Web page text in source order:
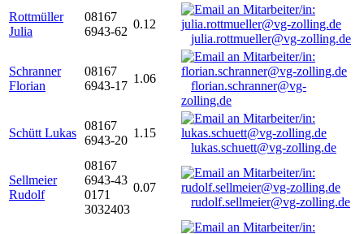
Rottmüller
Julia
08167
6943-62
0.12
julia.rottmueller@vg-zolling.de
Schranner
Florian
08167
6943-17
1.06
florian.schranner@vg-
zolling.de
Schütt Lukas
08167
6943-20
1.15
lukas.schuett@vg-zolling.de
Sellmeier
Rudolf
08167
6943-43
0171
3032403
0.07
rudolf.sellmeier@vg-zolling.de